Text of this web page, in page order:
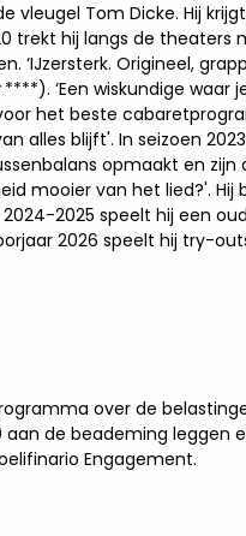
vleugel Tom Dicke. Hij
trekt hij langs de theaters
Origineel,
****). ‘Een wiskundige waar
het beste
alles blijft'. In seizoen
opmaakt en
mooier van het lied?'.
2025 speelt hij een
2026 speelt hij try-
over de
aan de beademing leggen
Engagement.